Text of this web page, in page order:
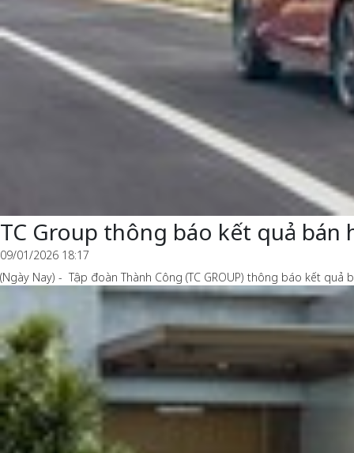
TC Group thông báo kết quả
09/01/2026 18:17
(Ngày Nay) - Tập đoàn Thành Công (TC GROUP) thông báo kết